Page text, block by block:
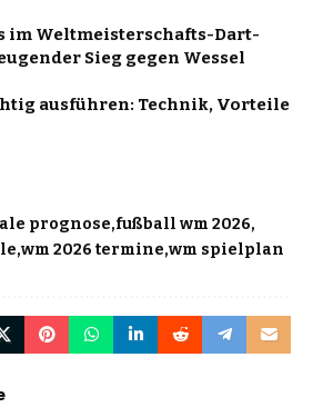
im Weltmeisterschafts-Dart-
Sieg gegen Wessel
ausführen: Technik, Vorteile
prognose fußball wm 2026
wm 2026 termine wm spielplan